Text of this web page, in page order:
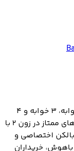
King's Road Park – استودیو، ۱ خوابه، ۲ خوابه، ۳ خوابه و ۴
خوابه لوکس در ناحیه جنوب غربی. آپارتمان‌های ممتاز در زون ۲ با
اختصاصی و
باهوش، خریداران